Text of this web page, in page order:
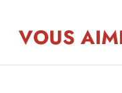
VOUS